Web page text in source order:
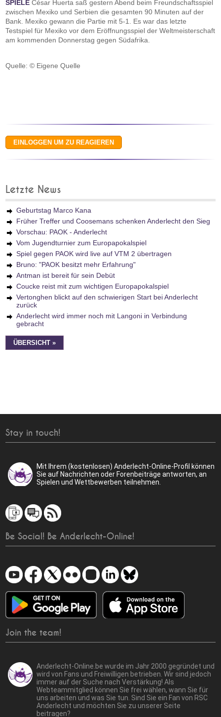
SPIELE César Huerta saß gestern Abend beim Freundschaftsspiel
zwischen Mexiko und Serbien die gesamten 90 Minuten auf der
Bank. Mexiko gewann die Partie mit 5-1. Es war das letzte
Testspiel für Mexiko vor dem Eröffnungsspiel der Weltmeisterschaft
am kommenden Donnerstag gegen Südafrika.
Quelle: © Eigene Quelle
Letzte News
Geburtstag Marco Kana
Früher Treffer und Coosemans schenken Anderlecht den Sieg
Vorschau: PAOK - Anderlecht
Vom Jugendturnier zum Europapokalspiel
Spiel gegen PAOK wird live auf VTM 2 übertragen
Bruno: "PAOK besitzt mehr Erfahrung"
Antman ist bereit für sein Debüt
Coucke reist mit zum wichtigen Europapokalspiel
Vertonghen blickt auf den schwierigen Start bei Anderlecht
zurück
Anderlecht wird immer noch mit Langoni in Verbindung
gebracht
ÜBERSICHT »
Stay in touch!
Mit Ihrem (kostenlosen) Anderlecht-Online-Profil können
Sie auf Nachrichten oder Forenbeiträge antworten, an
Spielen und Wettbewerben teilnehmen.
Be Social! Be Anderlecht-Online!
Join the team!
Anderlecht-Online.be wurde im Jahr 2000 gegründet und
wird von Fans und Freiwilligen betrieben. Wir sind jedoch
immer auf der Suche nach Verstärkung! Als
Webteammitglied können Sie frei wählen, wann Sie für
uns arbeiten und was Sie tun. Sind Sie ein Fan von RSC
Anderlecht und möchten Sie zu unserer Seite
beitragen?